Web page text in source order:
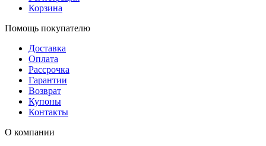
Корзина
Помощь покупателю
Доставка
Оплата
Рассрочка
Гарантии
Возврат
Купоны
Контакты
О компании